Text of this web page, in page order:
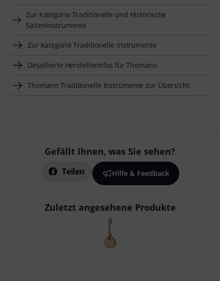
Zur Kategorie Traditionelle und Historische
Saiteninstrumente
Zur Kategorie Traditionelle Instrumente
Detaillierte Herstellerinfos für Thomann
Thomann Traditionelle Instrumente zur Übersicht
Gefällt Ihnen, was Sie sehen?
Teilen Hilfe & Feedback
Zuletzt angesehene Produkte